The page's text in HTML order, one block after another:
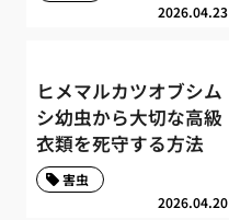
2026.04.23
ヒメマルカツオブシム
シ幼虫から大切な高級
衣類を死守する方法
2026.04.20
害虫